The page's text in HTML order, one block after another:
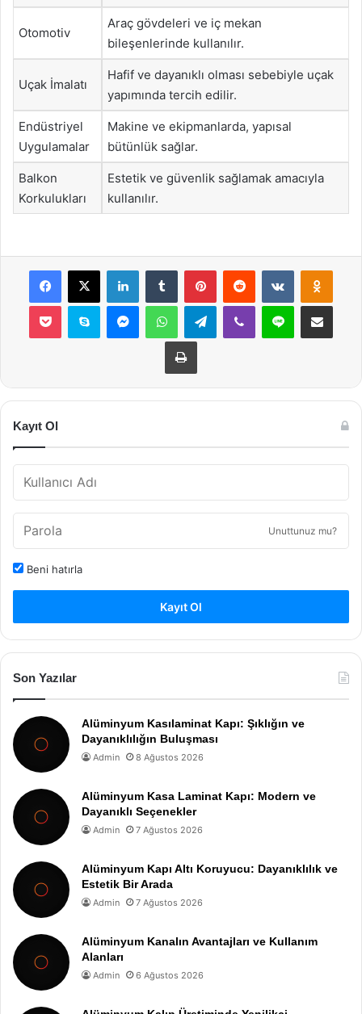
Otomotiv
Araç gövdeleri ve iç mekan
bileşenlerinde kullanılır.
Uçak İmalatı
Hafif ve dayanıklı olması sebebiyle uçak
yapımında tercih edilir.
Endüstriyel
Uygulamalar
Makine ve ekipmanlarda, yapısal
bütünlük sağlar.
Balkon
Korkulukları
Estetik ve güvenlik sağlamak amacıyla
kullanılır.
Facebook
X LinkedInTumblr PinterestReddit VKontakte
Pocket Skype MessengerWhatsAppTelegramViber Line E-Posta ile
Yazdır
Kayıt Ol
Unuttunuz mu?
Beni hatırla
Kayıt Ol
Son Yazılar
Alüminyum Kasılaminat Kapı: Şıklığın ve
Dayanıklılığın Buluşması
Admin 8 Ağustos 2026
Alüminyum Kasa Laminat Kapı: Modern ve
Dayanıklı Seçenekler
Admin 7 Ağustos 2026
Alüminyum Kapı Altı Koruyucu: Dayanıklılık ve
Estetik Bir Arada
Admin 7 Ağustos 2026
Alüminyum Kanalın Avantajları ve Kullanım
Alanları
Admin 6 Ağustos 2026